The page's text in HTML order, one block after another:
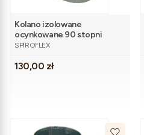
Kolano izolowane
ocynkowane 90 stopni
fi100/150
PRODUCENT
SPIROFLEX
Cena
130,00 zł